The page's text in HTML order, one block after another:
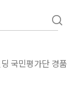
국민평가단 경품